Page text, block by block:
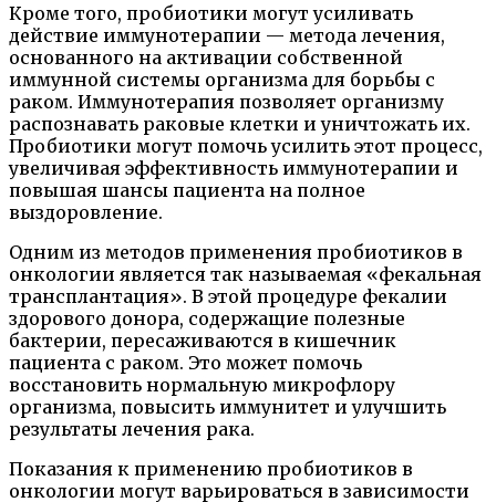
Кроме того, пробиотики могут усиливать
действие иммунотерапии — метода лечения,
основанного на активации собственной
иммунной системы организма для борьбы с
раком. Иммунотерапия позволяет организму
распознавать раковые клетки и уничтожать их.
Пробиотики могут помочь усилить этот процесс,
увеличивая эффективность иммунотерапии и
повышая шансы пациента на полное
выздоровление.
Одним из методов применения пробиотиков в
онкологии является так называемая «фекальная
трансплантация». В этой процедуре фекалии
здорового донора, содержащие полезные
бактерии, пересаживаются в кишечник
пациента с раком. Это может помочь
восстановить нормальную микрофлору
организма, повысить иммунитет и улучшить
результаты лечения рака.
Показания к применению пробиотиков в
онкологии могут варьироваться в зависимости